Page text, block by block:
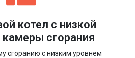
котел с низкой
камеры сгорания
сгоранию с низким уровнем